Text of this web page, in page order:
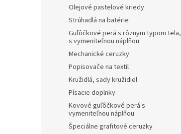
Olejové pastelové kriedy
Strúhadlá na batérie
Guľôčkové perá s rôznym typom tela,
s vymeniteľnou náplňou
Mechanické ceruzky
Popisovače na textil
Kružidlá, sady kružidiel
Písacie doplnky
Kovové guľôčkové perá s
vymeniteľnou náplňou
Špeciálne grafitové ceruzky